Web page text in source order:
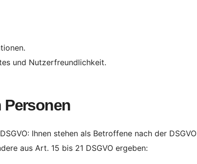
und Nutzerfreundlichkeit.
Personen
Ihnen stehen als Betroffene nach der DSGVO
aus Art. 15 bis 21 DSGVO ergeben: